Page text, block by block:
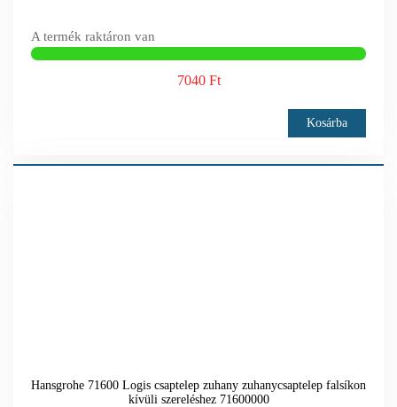
A termék raktáron van
7040 Ft
Kosárba
Hansgrohe 71600 Logis csaptelep zuhany zuhanycsaptelep falsíkon
kívüli szereléshez 71600000